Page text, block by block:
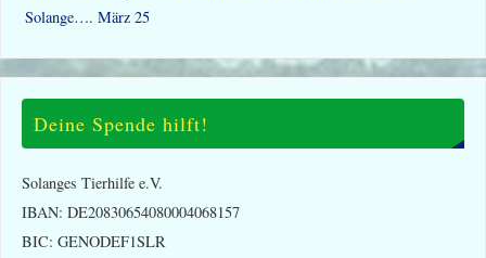
Solange…. März 25
Deine Spende hilft!
Solanges Tierhilfe e.V.
IBAN: DE20830654080004068157
BIC: GENODEF1SLR